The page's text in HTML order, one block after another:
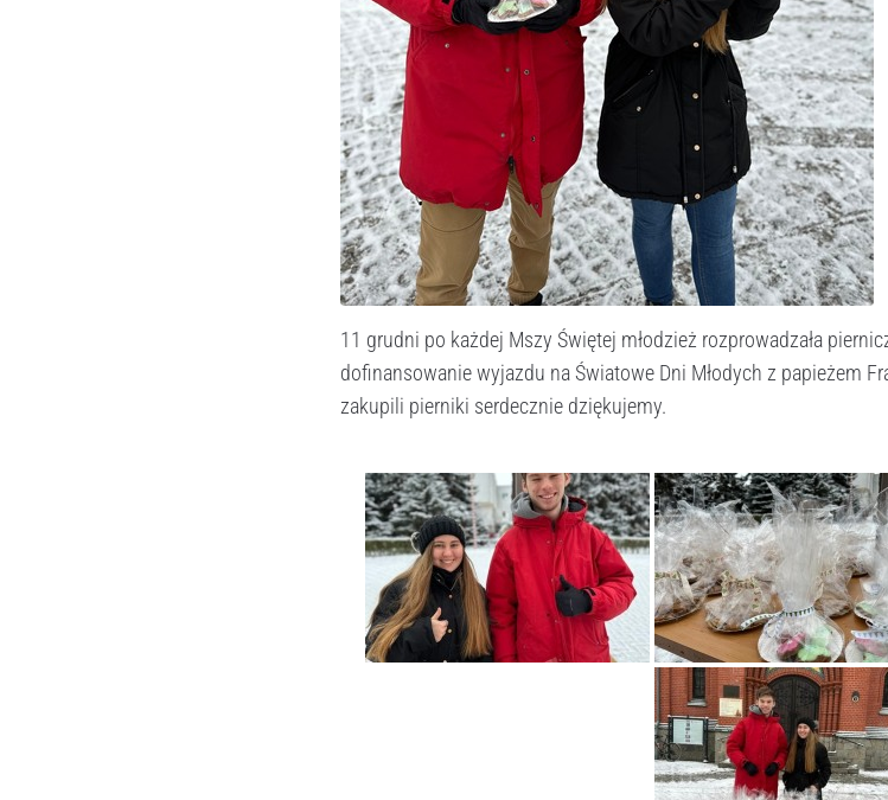
11 grudni po każdej Mszy Świętej młodzież rozprowadzała
dofinansowanie wyjazdu na Światowe Dni Młodych z papieżem
zakupili pierniki serdecznie dziękujemy.